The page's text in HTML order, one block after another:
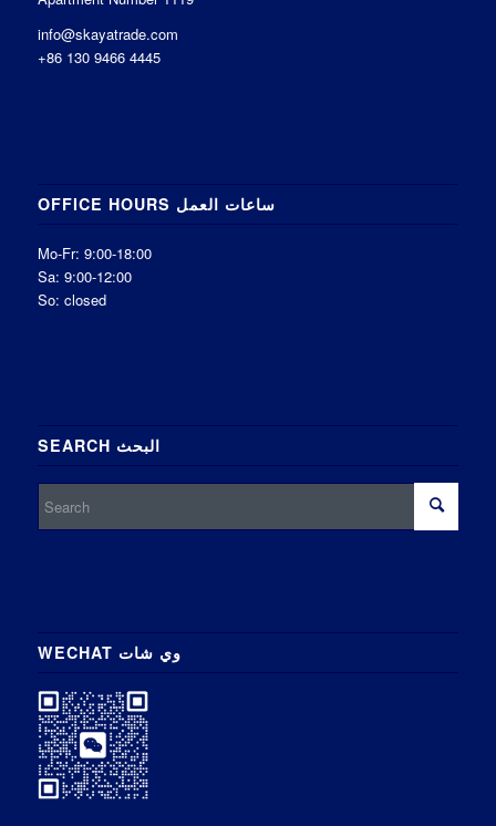
info@skayatrade.com
+86 130 9466 4445
OFFICE HOURS ساعات العمل
Mo-Fr: 9:00-18:00
Sa: 9:00-12:00
So: closed
SEARCH البحث
WECHAT وي شات